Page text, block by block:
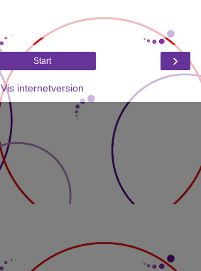
›
Start
Vis internetversion